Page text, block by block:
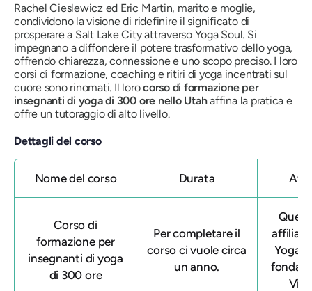
Rachel Cieslewicz ed Eric Martin, marito e moglie,
condividono la visione di ridefinire il significato di
prosperare a Salt Lake City attraverso Yoga Soul. Si
impegnano a diffondere il potere trasformativo dello yoga,
offrendo chiarezza, connessione e uno scopo preciso. I loro
corsi di formazione, coaching e ritiri di yoga incentrati sul
cuore sono rinomati. Il lorocorso di formazione per
insegnanti di yoga di 300 ore nello Utahaffina la pratica e
offre un tutoraggio di alto livello.
Dettagli del corso
Nome del corso Durata
Corso di
formazione per
insegnanti di yoga
di 300 ore
Per completare il
corso ci vuole circa
un anno.
Yoga